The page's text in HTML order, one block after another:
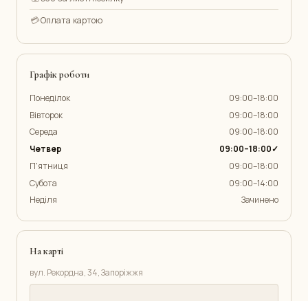
💳Оплата картою
Графік роботи
Понеділок
09:00–18:00
Вівторок
09:00–18:00
Середа
09:00–18:00
Четвер
09:00–18:00✓
П'ятниця
09:00–18:00
Субота
09:00–14:00
Неділя
Зачинено
На карті
вул. Рекордна, 34, Запоріжжя